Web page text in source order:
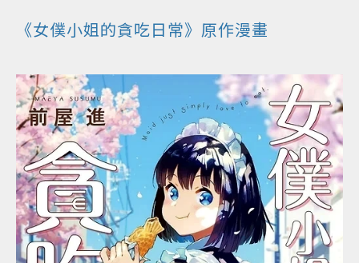
《女僕小姐的貪吃日常》原作漫畫